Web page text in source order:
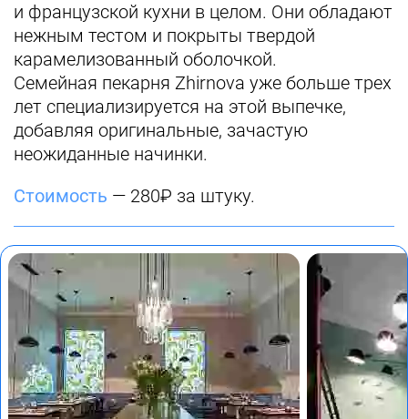
и французской кухни в целом. Они обладают
нежным тестом и покрыты твердой
карамелизованный оболочкой.
Семейная пекарня Zhirnova уже больше трех
лет специализируется на этой выпечке,
добавляя оригинальные, зачастую
неожиданные начинки.
Стоимость — 280₽ за штуку.